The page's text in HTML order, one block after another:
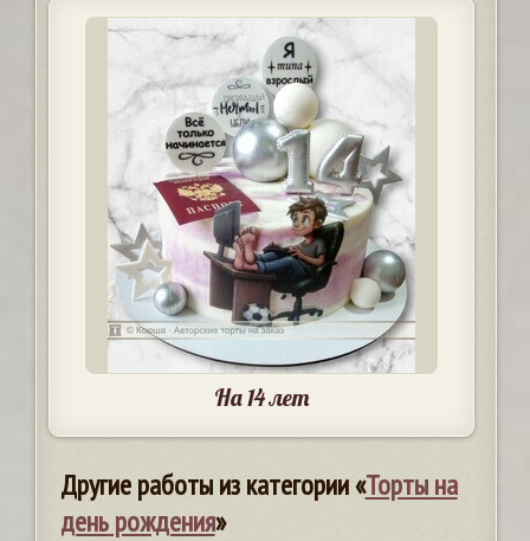
На 14 лет
Другие работы из категории «Торты на
день рождения»